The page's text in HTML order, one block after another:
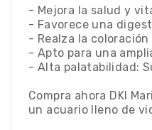
- Mejora la salud y
- Favorece una
- Realza la
- Apto para una
- Alta palatabilidad:
Compra ahora DKI
un acuario lleno de